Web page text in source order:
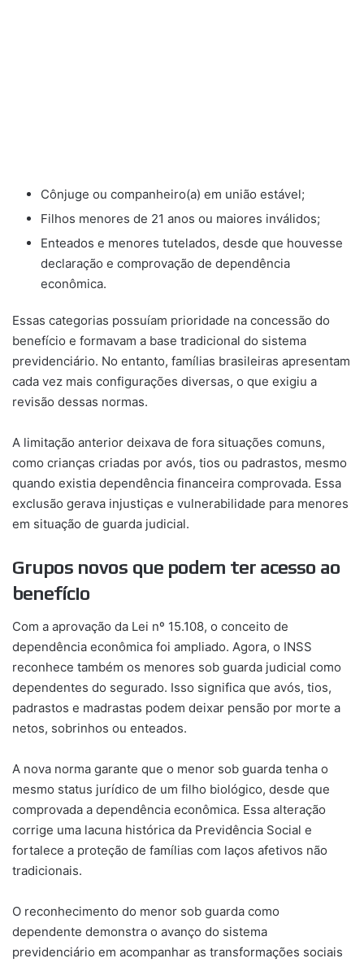
Cônjuge ou companheiro(a) em união estável;
Filhos menores de 21 anos ou maiores inválidos;
Enteados e menores tutelados, desde que houvesse
declaração e comprovação de dependência
econômica.
Essas categorias possuíam prioridade na concessão do
benefício e formavam a base tradicional do sistema
previdenciário. No entanto, famílias brasileiras apresentam
cada vez mais configurações diversas, o que exigiu a
revisão dessas normas.
A limitação anterior deixava de fora situações comuns,
como crianças criadas por avós, tios ou padrastos, mesmo
quando existia dependência financeira comprovada. Essa
exclusão gerava injustiças e vulnerabilidade para menores
em situação de guarda judicial.
Grupos novos que podem ter acesso ao
benefício
Com a aprovação da Lei nº 15.108, o conceito de
dependência econômica foi ampliado. Agora, o INSS
reconhece também os menores sob guarda judicial como
dependentes do segurado. Isso significa que avós, tios,
padrastos e madrastas podem deixar pensão por morte a
netos, sobrinhos ou enteados.
A nova norma garante que o menor sob guarda tenha o
mesmo status jurídico de um filho biológico, desde que
comprovada a dependência econômica. Essa alteração
corrige uma lacuna histórica da Previdência Social e
fortalece a proteção de famílias com laços afetivos não
tradicionais.
O reconhecimento do menor sob guarda como
dependente demonstra o avanço do sistema
previdenciário em acompanhar as transformações sociais